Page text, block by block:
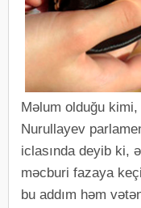
Məlum olduğu
Nurullayev
iclasında deyib ki,
məcburi fazaya
bu addım həm